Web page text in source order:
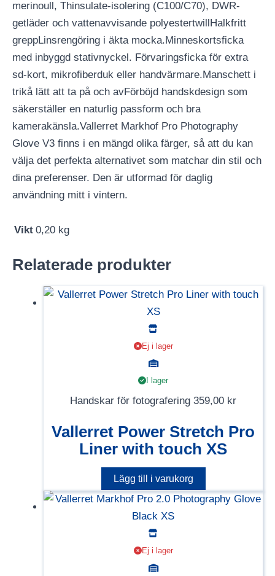
merinoull, Thinsulate-isolering (C100/C70), DWR-
getläder och vattenavvisande polyestertwillHalkfritt
greppLinsrengöring i äkta mocka.Minneskortsficka
med inbyggd stativnyckel. Förvaringsficka för extra
sd-kort, mikrofiberduk eller handvärmare.Manschett i
trikå lätt att ta på och avFörböjd handskdesign som
säkerställer en naturlig passform och bra
kamerakänsla.Vallerret Markhof Pro Photography
Glove V3 finns i en mängd olika färger, så att du kan
välja det perfekta alternativet som matchar din stil och
dina preferenser. Den är utformad för daglig
användning mitt i vintern.
Vikt 0,20 kg
Relaterade produkter
Ej i lager
I lager
Handskar för fotografering 359,00 kr
Vallerret Power Stretch Pro
Liner with touch XS
Lägg till i varukorg
Ej i lager